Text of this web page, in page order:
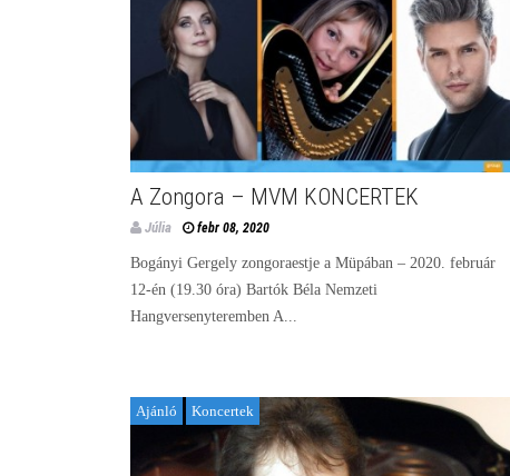
A Zongora – MVM KONCERTEK
Júlia febr 08, 2020
Bogányi Gergely zongoraestje a Müpában – 2020. február
12-én (19.30 óra) Bartók Béla Nemzeti
Hangversenyteremben A...
Ajánló Koncertek